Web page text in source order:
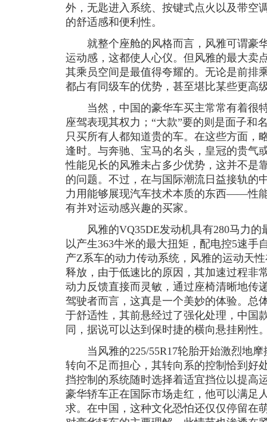
外，无匙进入系统、按键式点火以及带空
的舒适感和便利性。
就整个座舱的风格而言，风雅可谓豪
运动感，这都使人心仪。但风雅的最大卖
其乘员空间是最值得夸耀的。无论是前排
都占有同级车的优势，甚至堪比某些更高
当然，中国的豪华车买主常常有着很特
座驾表现其权力；“大款”要的则是面子和
只买所有人都知道贵的车。在这些方面，
逢时。与奔驰、宝马的名头，皇冠的贵气
性能见长的风雅未占多少优势，这并不是
的问题。不过，在与国际潮流日益接轨的
力用能够展现汽车技术本质的东西——性
有并对运动感兴趣的买家。
风雅的VQ35DE发动机具有280马力的
以产生363牛米的最大扭矩，配电控5速手
产Z系车的动力传动系统，风雅的运动天
释放，由于低速比的原因，其加速过程非
动力反馈直接而灵敏，通过座椅清晰地传
驾驶者而言，这真是一个美妙的体验。总
于舒适性，其前悬经过了强化处理，中国
同，据说可以达到保时捷的横向悬挂刚性
当风雅的225/55R17轮胎开始激烈地摩
转向不足而担心，其转向系的控制恰到好
挡控制的系统随时选择着适宜挡位以提高
豪华轿车正在国际市场走红，他可以满足
求。在中国，这种文化恐怕还仅仅停留在